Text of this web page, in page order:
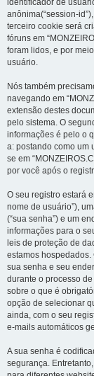
identificador de
anônima(“session-
terceiro cookie será
fóruns em
foram lidos, e por
usuário.
Nós também
navegando em
extensão destes
pelo sistema. O
informações é pelo o
a: postando como um
se em
por você após o
O seu registro estará
nome de usuário”),
(“sua senha”) e um
informações para o
leis de proteção de
estamos
sua senha e seu
durante o processo de
sobre o que é
opção de selecionar
ainda, com o seu
e-mails automáticos
A sua senha é
segurança.